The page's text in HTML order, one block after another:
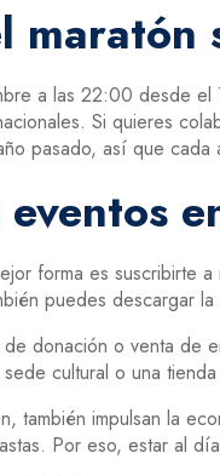
maratón
a las 22:00 desde el
Si quieres
pasado, así que cada
forma es suscribirte
puedes descargar
donación o venta de
cultural o una
también impulsan la
Por eso, estar al